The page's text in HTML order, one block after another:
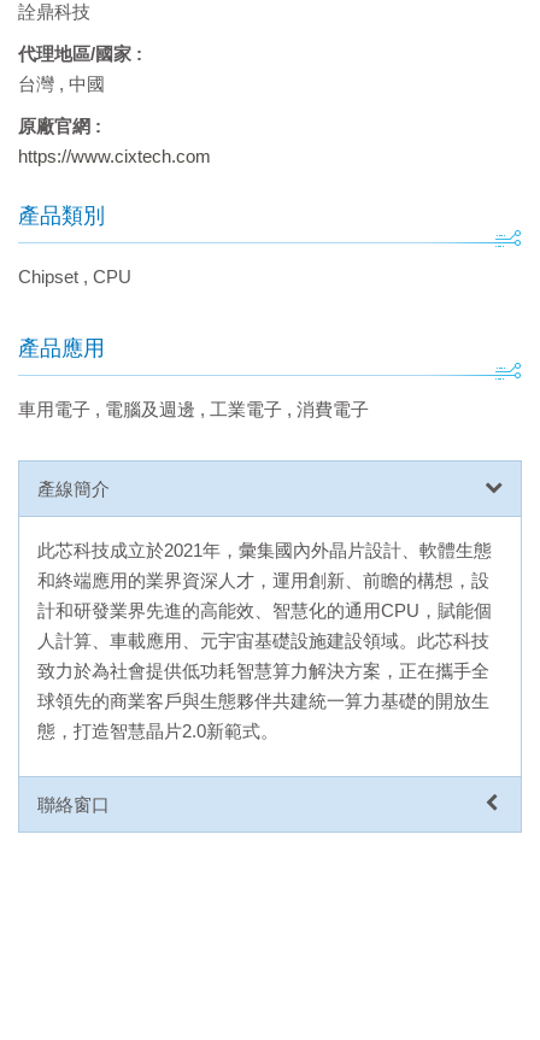
詮鼎科技
代理地區/國家 :
台灣 , 中國
原廠官網 :
https://www.cixtech.com
產品類別
Chipset , CPU
產品應用
車用電子 , 電腦及週邊 , 工業電子 , 消費電子
產線簡介
此芯科技成立於2021年，彙集國內外晶片設計、軟體生態
和終端應用的業界資深人才，運用創新、前瞻的構想，設
計和研發業界先進的高能效、智慧化的通用CPU，賦能個
人計算、車載應用、元宇宙基礎設施建設領域。此芯科技
致力於為社會提供低功耗智慧算力解決方案，正在攜手全
球領先的商業客戶與生態夥伴共建統一算力基礎的開放生
態，打造智慧晶片2.0新範式。
聯絡窗口